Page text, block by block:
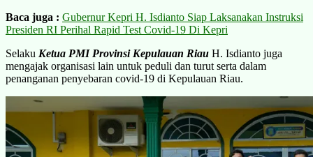
Baca juga : Gubernur Kepri H. Isdianto Siap Laksanakan Instruksi
Presiden RI Perihal Rapid Test Covid-19 Di Kepri
Selaku Ketua PMI Provinsi Kepulauan Riau H. Isdianto juga
mengajak organisasi lain untuk peduli dan turut serta dalam
penanganan penyebaran covid-19 di Kepulauan Riau.